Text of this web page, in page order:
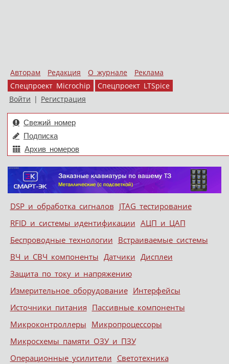
Авторам Редакция О журнале
Реклама
Спецпроект Microchip
Спецпроект LTSpice
Войти | Регистрация
Свежий номер
Подписка
Архив номеров
Меню
Skip to content
DSP и обработка сигналов JTAG тестирование
RFID и системы идентификации АЦП и ЦАП
Беспроводные технологии Встраиваемые системы
ВЧ и СВЧ компоненты Датчики Дисплеи
Защита по току и напряжению
Измерительное оборудование Интерфейсы
Источники питания Пассивные компоненты
Микроконтроллеры Микропроцессоры
Микросхемы памяти ОЗУ и ПЗУ
Операционные усилители Светотехника